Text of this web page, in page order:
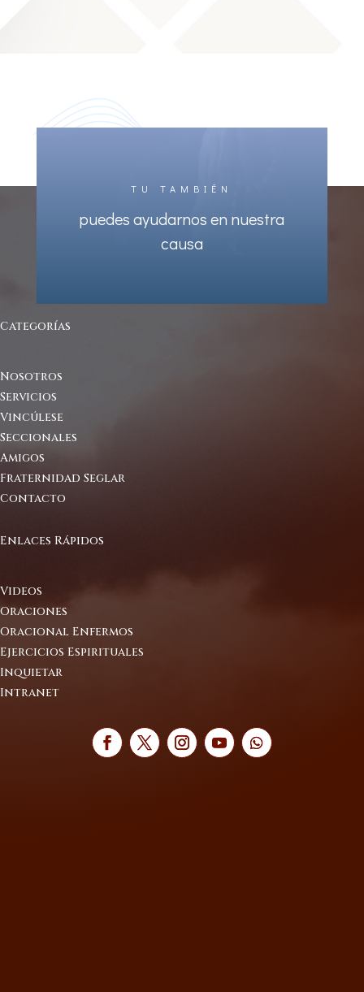
TU TAMBIÉN
puedes ayudarnos en nuestra
causa
Categorías
Nosotros
Servicios
Vincúlese
Seccionales
Amigos
Fraternidad Seglar
Contacto
Enlaces Rápidos
Videos
Oraciones
Oracional Enfermos
Ejercicios Espirituales
Inquietar
Intranet